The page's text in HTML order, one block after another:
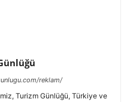
reklam/
Turizm Günlüğü, Türkiye ve